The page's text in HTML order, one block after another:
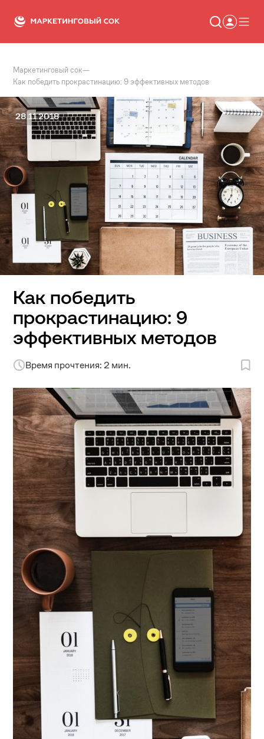
Статьи
Новости
Сервисы
Словарь
Консалтинг
Маркетинговый сок—
Как победить прокрастинацию: 9 эффективных методов
28.11.2018
Как победить
прокрастинацию: 9
эффективных методов
Время прочтения: 2 мин.